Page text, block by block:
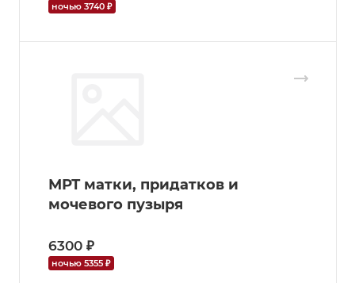
ночью 3740 ₽
МРТ матки, придатков и
мочевого пузыря
6300 ₽
ночью 5355 ₽